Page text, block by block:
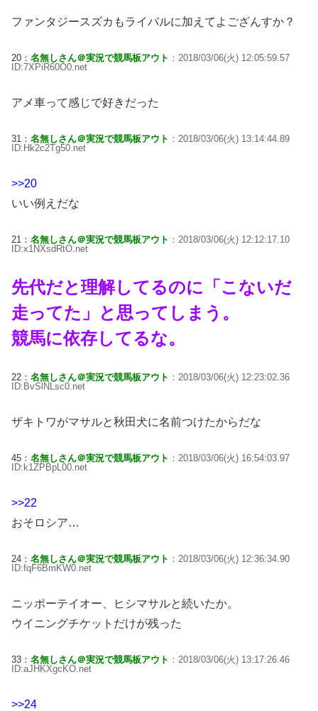
ファンタジースズカもライバルに加えてよござんすか？
20： 名無しさん＠実況で競馬板アウト ：2018/03/06(火) 12:05:59.57
ID:7XPiR60O0.net
アメ車って感じで好きだった
31： 名無しさん＠実況で競馬板アウト ：2018/03/06(火) 13:14:44.89
ID:Hk2c2Tg50.net
>>20
いい例えだな
21： 名無しさん＠実況で競馬板アウト ：2018/03/06(火) 12:12:17.10
ID:x1NXsdRtO.net
先代だと理解してるのに「こないだ
走ってた」と思ってしまう。
競馬に依存してるな。
22： 名無しさん＠実況で競馬板アウト ：2018/03/06(火) 12:23:02.36
ID:BvSlNLsc0.net
ザキトワがマサルと秋田犬に名前つけたからだな
45： 名無しさん＠実況で競馬板アウト ：2018/03/06(火) 16:54:03.97
ID:k1ZPBpL00.net
>>22
おそロシア…
24： 名無しさん＠実況で競馬板アウト ：2018/03/06(火) 12:36:34.90
ID:fqF6BmKW0.net
ニッポーテイオー、ヒシマサルと続いたか。
ウイニングチケットだけが残った
33： 名無しさん＠実況で競馬板アウト ：2018/03/06(火) 13:17:26.46
ID:aJHKXgcKO.net
>>24